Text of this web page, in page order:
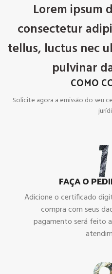
Lorem ipsum
consectetur
tellus, luctus nec
pulvinar
COMO
Solicite agora a emissão do seu
FAÇA O
Adicione o certificado
compra com seus
pagamento será feito